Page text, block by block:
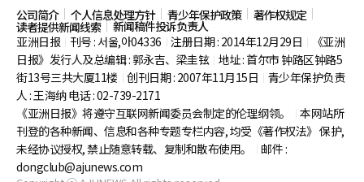
公司简介 个人信息处理方针 青少年保护政策 著作权规定
读者提供新闻线索
新闻稿件投诉负责人
亚洲日报
刊号 : 서울,아04336 注册日期 : 2014年12月29日
《亚洲
日报》发行人及总编辑 : 郭永吉、梁圭铉 地址 : 首尔市钟路区钟路5
街13号三共大厦11楼 创刊日期 : 2007年11月15日
青少年保护负责
人 : 王海纳 电话 : 02-739-2171
《亚洲日报》将遵守互联网新闻委员会制定的伦理纲领。
本网站所
刊登的各种新闻、信息和各种专题专栏内容, 均受《著作权法》 保护,
未经协议授权, 禁止随意转载、复制和散布使用。
邮件 :
dongclub@ajunews.com